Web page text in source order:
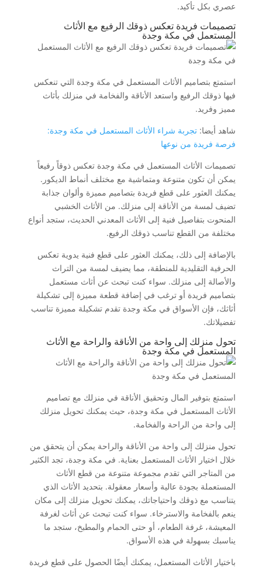
عصري بكل تأكيد.
تصميمات فريدة تعكس ذوقك الرفيع مع الأثاث
المستعمل في مكة وجدة
استمتع بتصاميم الأثاث المستعمل في مكة وجدة التي تنعكس
فيها ذوقك الرفيع واستعد الأناقة والفخامة في منزلك بأثاث
مميز وفريد.
شاهد أيضا: تجربة شراء الأثاث المستعمل في مكة وجدة:
فرصة فريدة من نوعها
تصميمات الأثاث المستعمل في مكة وجدة تعكس ذوقاً رفيعاً
يمكن أن تكون متنوعة ومتماشية مع مختلف أنماط الديكور.
يمكنك العثور على قطع فريدة بتصاميم مميزة وألوان جذابة
تضيف لمسة من الأناقة إلى منزلك. من الأثاث الخشبي
المنحوت بتفاصيل فنية إلى الأثاث المعدني الحديث، ستجد أنواع
مختلفة من القطع تناسب ذوقك الرفيع.
بالإضافة إلى ذلك، يمكنك العثور على قطع فنية يدوية تعكس
الحرفية التقليدية للمنطقة، مما يضيف لمسة من التراث
والأصالة إلى منزلك. سواء كنت تبحث عن أثاث مستعمل
بتصاميم فريدة أو ترغب في إضافة قطعة مميزة إلى تشكيلة
أثاثك، فإن الأسواق في مكة وجدة تقدم تشكيلة مميزة تناسب
تفضيلاتك.
تحول منزلك إلى واحة من الأناقة والراحة مع الأثاث
المستعمل في مكة وجدة
استمتع بتوفير المال وتحقيق الأناقة في منزلك مع تصاميم
الأثاث المستعمل في مكة وجدة، حيث يمكنك تحويل منزلك
إلى واحة من الراحة والفخامة.
تحول منزلك إلى واحة من الأناقة والراحة يمكن أن يتحقق من
خلال اختيار الأثاث المستعمل بعناية. في مكة وجدة، تجد الكثير
من المتاجر التي تقدم مجموعة متنوعة من قطع الأثاث
المستعملة بجودة عالية وأسعار معقولة. بتحديد الأثاث الذي
يتناسب مع ذوقك واحتياجاتك، يمكنك تحويل منزلك إلى مكان
ينعم بالفخامة والاسترخاء. سواء كنت تبحث عن أثاث لغرفة
المعيشة، غرفة الطعام، أو حتى الحمام والمطبخ، ستجد ما
يناسبك بسهولة في هذه الأسواق.
باختيار الأثاث المستعمل، يمكنك أيضًا الحصول على قطع فريدة